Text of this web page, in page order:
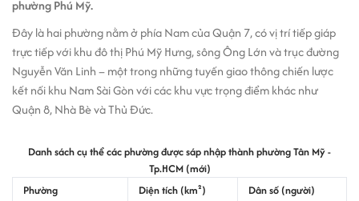
phường Phú Mỹ.
Đây là hai phường nằm ở phía Nam của Quận 7, có vị trí tiếp giáp
trực tiếp với khu đô thị Phú Mỹ Hưng, sông Ông Lớn và trục đường
Nguyễn Văn Linh – một trong những tuyến giao thông chiến lược
kết nối khu Nam Sài Gòn với các khu vực trọng điểm khác như
Quận 8, Nhà Bè và Thủ Đức.
Danh sách cụ thể các phường được sáp nhập thành phường Tân Mỹ -
Tp.HCM (mới)
Phường
Diện tích (km²)
Dân số (người)